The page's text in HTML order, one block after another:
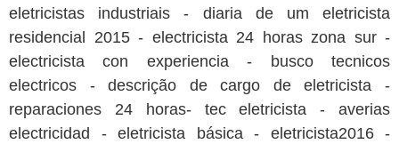
eletricistas industriais - diaria de um eletricista
residencial 2015 - electricista 24 horas zona sur -
electricista con experiencia - busco tecnicos
electricos - descrição de cargo de eletricista -
reparaciones 24 horas- tec eletricista - averias
electricidad - eletricista básica - eletricista2016 -